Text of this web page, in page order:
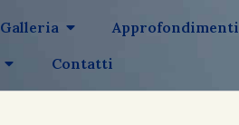
Galleria
Approfondimenti
Contatti